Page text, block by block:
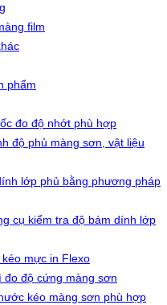
film
phẩm
đo độ nhớt phù hợp
độ phủ màng sơn, vật liệu
lớp phủ bằng phương pháp
cụ kiểm tra độ bám dính lớp
mực in Flexo
đo độ cứng màng sơn
kéo màng sơn phù hợp